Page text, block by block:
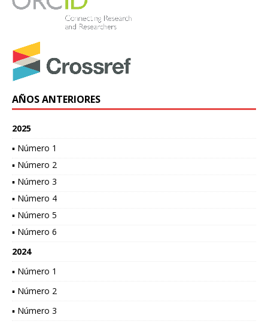
AÑOS ANTERIORES
2025
▪ Número 1
▪ Número 2
▪ Número 3
▪ Número 4
▪ Número 5
▪ Número 6
2024
▪ Número 1
▪ Número 2
▪ Número 3